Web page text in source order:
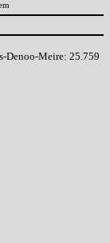
Denoo-Meire: 25.759